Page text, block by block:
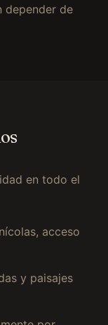
depender de
en todo el
acceso
y paisajes